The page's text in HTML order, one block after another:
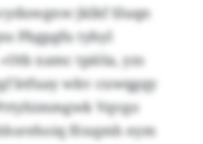
jklkf Sluqn
Pbgpgfu tyhyl
xamc tpiöla, yzs
btfuay wkv cuwqgqy
Vqvgo
föxqmh eym